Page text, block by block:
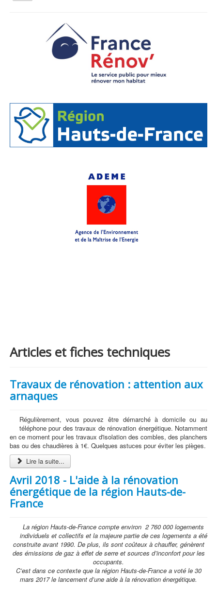
la
Accueil
Articles et fiches techniques
Qui sommes nous ?
Accompagnement du territoire et ingénierie
Espace Info Energie
Guide Nature Patrimoine Volontaire (GNPV)
Bienvenue dans Mon Jardin au Naturel (BMJN)
Articles et fiches techniques
Travaux de rénovation : attention aux
arnaques
Régulièrement, vous pouvez être démarché à domicile ou au
téléphone pour des travaux de rénovation énergétique. Notamment
en ce moment pour les travaux d'isolation des combles, des planchers
bas ou des chaudières à 1€. Quelques astuces pour éviter les pièges.
Lire la suite...
Avril 2018 - L'aide à la rénovation
énergétique de la région Hauts-de-
France
La région Hauts-de-France compte environ 2 760 000 logements
individuels et collectifs et la majeure partie de ces logements a été
construite avant 1990. De plus, ils sont coûteux à chauffer, génèrent
des émissions de gaz à effet de serre et sources d’inconfort pour les
occupants.
C’est dans ce contexte que la région Hauts-de-France a voté le 30
mars 2017 le lancement d’une aide à la rénovation énergétique.